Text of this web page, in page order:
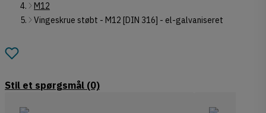
M12
Vingeskrue støbt - M12 [DIN 316] - el-galvaniseret
Stil et spørgsmål (0)